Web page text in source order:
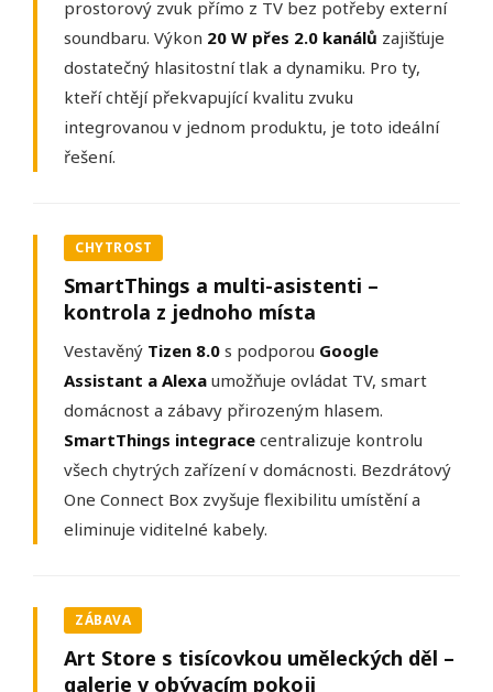
prostorový zvuk přímo z TV bez potřeby externí
soundbaru. Výkon 20 W přes 2.0 kanálů zajišťuje
dostatečný hlasitostní tlak a dynamiku. Pro ty,
kteří chtějí překvapující kvalitu zvuku
integrovanou v jednom produktu, je toto ideální
řešení.
CHYTROST
SmartThings a multi-asistenti –
kontrola z jednoho místa
Vestavěný Tizen 8.0 s podporou Google
Assistant a Alexa umožňuje ovládat TV, smart
domácnost a zábavy přirozeným hlasem.
SmartThings integrace centralizuje kontrolu
všech chytrých zařízení v domácnosti. Bezdrátový
One Connect Box zvyšuje flexibilitu umístění a
eliminuje viditelné kabely.
ZÁBAVA
Art Store s tisícovkou uměleckých děl –
galerie v obývacím pokoji